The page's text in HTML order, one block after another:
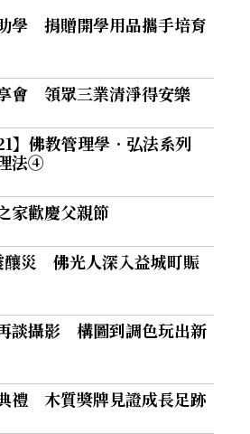
學 捐贈開學用品攜手培育
會 領眾三業清淨得安樂
】佛教管理學．弘法系列
法④
家歡慶父親節
釀災 佛光人深入益城町賑
談攝影 構圖到調色玩出新
禮 木質獎牌見證成長足跡